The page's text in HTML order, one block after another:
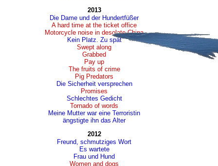
2013
Die Dame und der Hundertfüßer
A hard time at the ticket office
Motorcycle noise in desolate China
Kein Platz. Zu spät
Swept along
Grabbed
Pay up
The fruits of crime
Pig Predators
Die Sicherheit versprechen
Promises
Schlechtes Gedicht
Tornado of words
Meine Mutter war eine Terroristin
ängstigte ihn das Alter
2012
Freund, schmutziges Wort
Es wartete
Frau und Hund
Women and dogs